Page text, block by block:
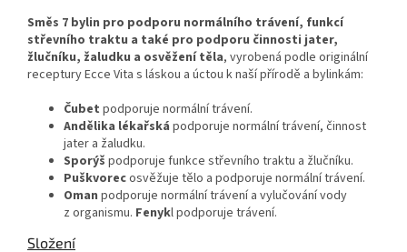
Směs 7 bylin pro podporu normálního trávení, funkcí
střevního traktu a také pro podporu činnosti jater,
žlučníku, žaludku a osvěžení těla, vyrobená podle originální
receptury Ecce Vita s láskou a úctou k naší přírodě a bylinkám:
Čubet podporuje normální trávení.
Andělika lékařská podporuje normální trávení, činnost
jater a žaludku.
Sporýš podporuje funkce střevního traktu a žlučníku.
Puškvorecosvěžuje tělo a podporuje normální trávení.
Oman podporuje normální trávení a vylučování vody
z organismu. Fenykl podporuje trávení.
Složení